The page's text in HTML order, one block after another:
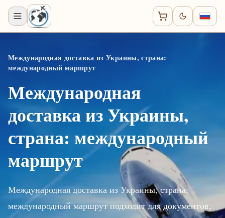
Международная доставка из Украины, страна:
международный маршрут
Международная
доставка из Украины,
страна: международный
маршрут
Международная доставка из Украины, страна:
международный маршрут подходит для документов,